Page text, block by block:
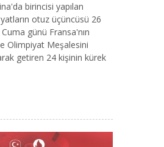
birincisi yapılan
otuz üçüncüsü 26
günü Fransa'nın
Olimpiyat Meşalesini
getiren 24 kişinin kürek